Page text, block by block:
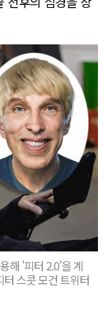
해 '피터 2.0'을 계
스콧 모건 트위터